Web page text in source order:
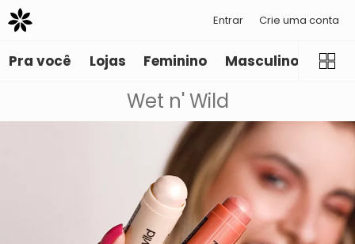
Entrar Crie uma conta
Pra você Lojas Feminino Masculino
Wet n' Wild